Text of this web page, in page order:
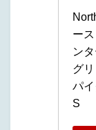
ー
ン
グ
パ
S